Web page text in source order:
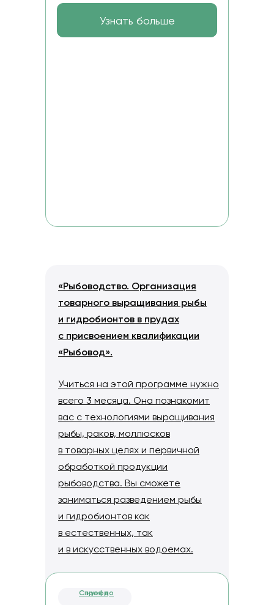
Узнать больше
«Рыбоводство. Организация
товарного выращивания рыбы
и гидробионтов в прудах
с присвоением квалификации
«Рыбовод».
С нуля до профи
Учиться на этой программе нужно
всего 3 месяца. Она познакомит
вас с технологиями выращивания
рыбы, раков, моллюсков
в товарных целях и первичной
обработкой продукции
рыбоводства. Вы сможете
заниматься разведением рыбы
и гидробионтов как
в естественных, так
и в искусственных водоемах.